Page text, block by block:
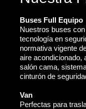
Buses Full Equipo
Nuestros buses
tecnología en
normativa vigente
aire acondicionado,
salón cama,
cinturón de
Van
Perfectas para